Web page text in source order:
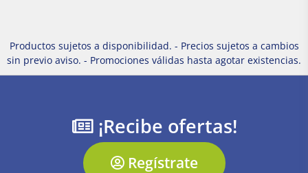
Productos sujetos a disponibilidad. - Precios sujetos a cambios
sin previo aviso. - Promociones válidas hasta agotar existencias.
¡Recibe ofertas!
Regístrate